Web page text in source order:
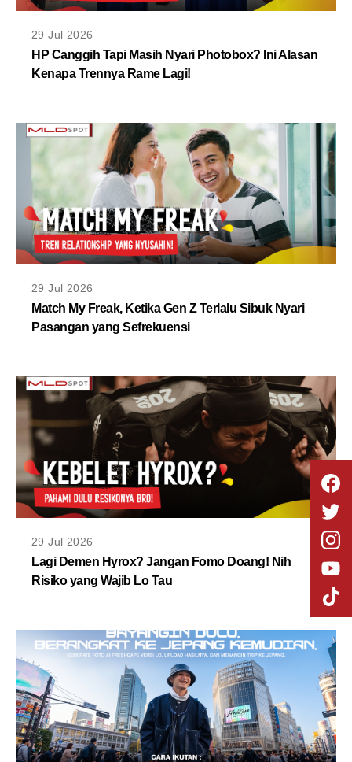
29 Jul 2026
HP Canggih Tapi Masih Nyari Photobox? Ini Alasan
Kenapa Trennya Rame Lagi!
29 Jul 2026
Match My Freak, Ketika Gen Z Terlalu Sibuk Nyari
Pasangan yang Sefrekuensi
29 Jul 2026
Lagi Demen Hyrox? Jangan Fomo Doang! Nih
Risiko yang Wajib Lo Tau